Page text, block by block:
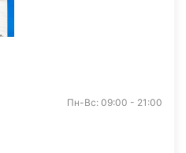
Пн-Вс: 09:00 - 21:00